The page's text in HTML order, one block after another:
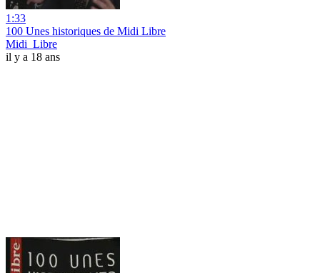
1:33
100 Unes historiques de Midi Libre
Midi_Libre
il y a 18 ans